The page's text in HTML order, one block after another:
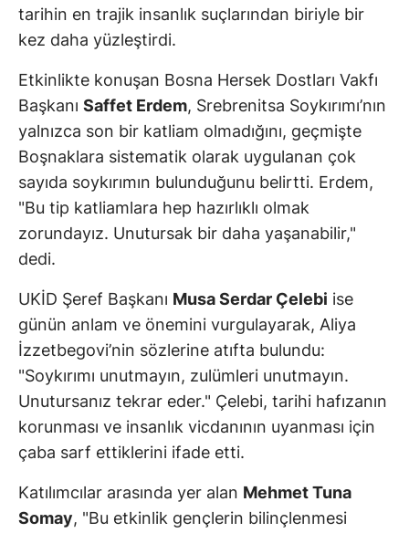
tarihin en trajik insanlık suçlarından biriyle bir
kez daha yüzleştirdi.
Etkinlikte konuşan Bosna Hersek Dostları Vakfı
Başkanı Saffet Erdem, Srebrenitsa Soykırımı’nın
yalnızca son bir katliam olmadığını, geçmişte
Boşnaklara sistematik olarak uygulanan çok
sayıda soykırımın bulunduğunu belirtti. Erdem,
"Bu tip katliamlara hep hazırlıklı olmak
zorundayız. Unutursak bir daha yaşanabilir,"
dedi.
UKİD Şeref Başkanı Musa Serdar Çelebi ise
günün anlam ve önemini vurgulayarak, Aliya
İzzetbegovi’nin sözlerine atıfta bulundu:
"Soykırımı unutmayın, zulümleri unutmayın.
Unutursanız tekrar eder." Çelebi, tarihi hafızanın
korunması ve insanlık vicdanının uyanması için
çaba sarf ettiklerini ifade etti.
Katılımcılar arasında yer alan Mehmet Tuna
Somay, "Bu etkinlik gençlerin bilinçlenmesi